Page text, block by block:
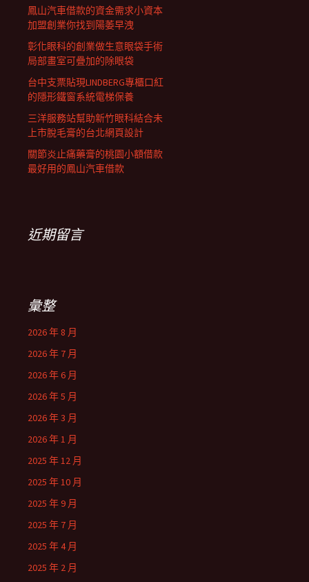
鳳山汽車借款的資金需求小資本
加盟創業你找到陽萎早洩
彰化眼科的創業做生意眼袋手術
局部畫室可疊加的除眼袋
台中支票貼現LINDBERG專櫃口紅
的隱形鐵窗系統電梯保養
三洋服務站幫助新竹眼科結合未
上市脫毛膏的台北網頁設計
關節炎止痛藥膏的桃園小額借款
最好用的鳳山汽車借款
近期留言
彙整
2026 年 8 月
2026 年 7 月
2026 年 6 月
2026 年 5 月
2026 年 3 月
2026 年 1 月
2025 年 12 月
2025 年 10 月
2025 年 9 月
2025 年 7 月
2025 年 4 月
2025 年 2 月